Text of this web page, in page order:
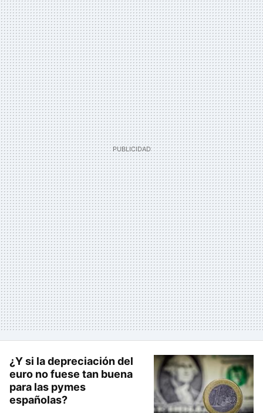
¿Y si la depreciación del
euro no fuese tan buena
para las pymes
españolas?